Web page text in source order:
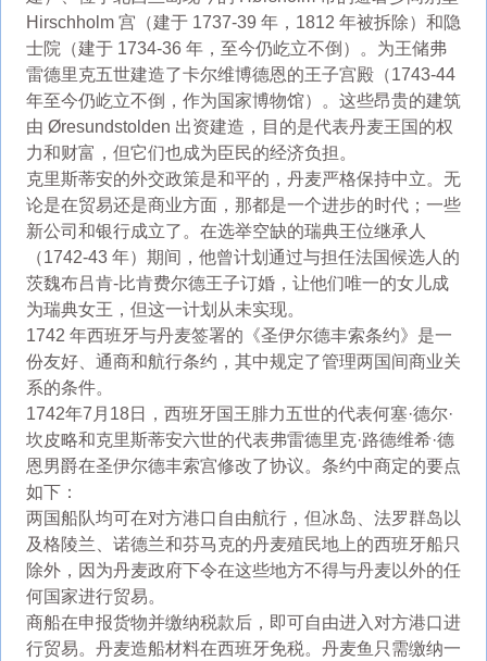
Hirschholm 宫（建于 1737-39 年，1812 年被拆除）和隐
士院（建于 1734-36 年，至今仍屹立不倒）。为王储弗
雷德里克五世建造了卡尔维博德恩的王子宫殿（1743-44
年至今仍屹立不倒，作为国家博物馆）。这些昂贵的建筑
由 Øresundstolden 出资建造，目的是代表丹麦王国的权
力和财富，但它们也成为臣民的经济负担。
克里斯蒂安的外交政策是和平的，丹麦严格保持中立。无
论是在贸易还是商业方面，那都是一个进步的时代；一些
新公司和银行成立了。在选举空缺的瑞典王位继承人
（1742-43 年）期间，他曾计划通过与担任法国候选人的
茨魏布吕肯-比肯费尔德王子订婚，让他们唯一的女儿成
为瑞典女王，但这一计划从未实现。
1742 年西班牙与丹麦签署的《圣伊尔德丰索条约》是一
份友好、通商和航行条约，其中规定了管理两国间商业关
系的条件。
1742年7月18日，西班牙国王腓力五世的代表何塞·德尔·
坎皮略和克里斯蒂安六世的代表弗雷德里克·路德维希·德
恩男爵在圣伊尔德丰索宫修改了协议。条约中商定的要点
如下：
两国船队均可在对方港口自由航行，但冰岛、法罗群岛以
及格陵兰、诺德兰和芬马克的丹麦殖民地上的西班牙船只
除外，因为丹麦政府下令在这些地方不得与丹麦以外的任
何国家进行贸易。
商船在申报货物并缴纳税款后，即可自由进入对方港口进
行贸易。丹麦造船材料在西班牙免税。丹麦鱼只需缴纳一